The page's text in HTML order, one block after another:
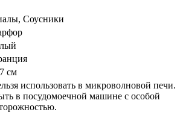
Соусники
см
использовать в микроволновой печи.
в посудомоечной машине с особой